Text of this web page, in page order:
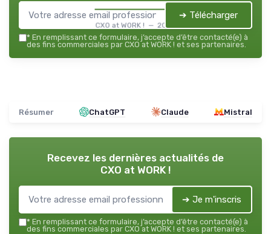
CXO at WORK ! — 2026
➔ Télécharger
* En remplissant ce formulaire, j’accepte d’être contacté(e) à
des fins commerciales par CXO at WORK ! et ses partenaires.
Résumer ChatGPT Claude Mistral
Recevez les dernières actualités de
CXO at WORK !
➔ Je m'inscris
* En remplissant ce formulaire, j’accepte d’être contacté(e) à
des fins commerciales par CXO at WORK ! et ses partenaires.